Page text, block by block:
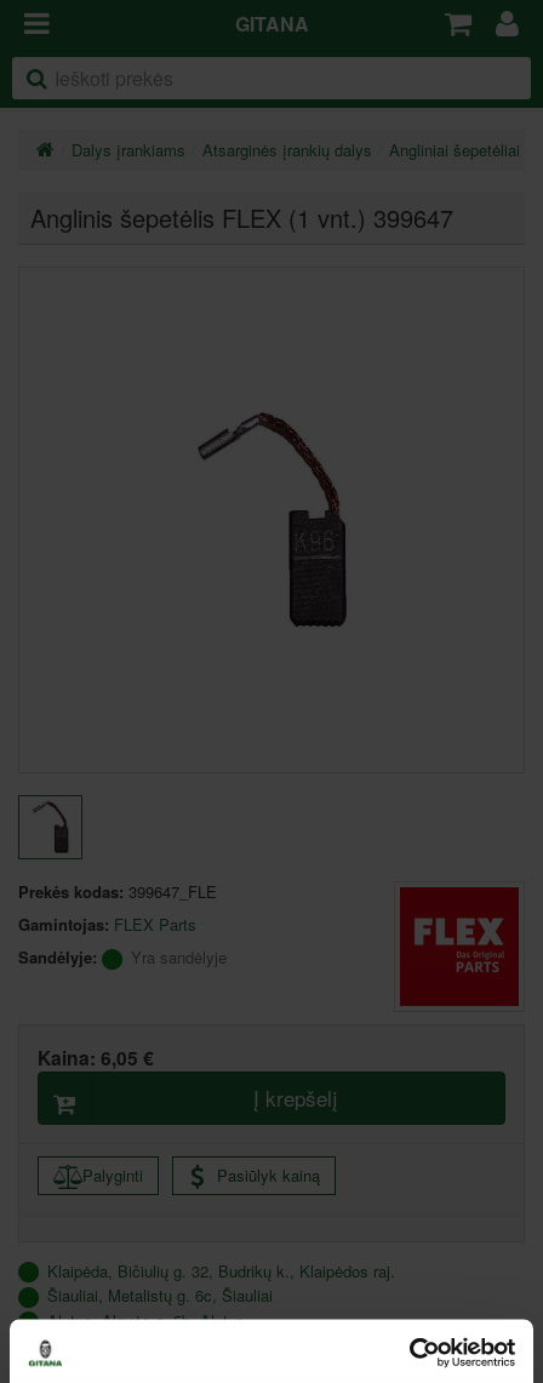
GITANA
Dalys įrankiams Atsarginės įrankių dalys Angliniai šepetėliai
Anglinis šepetėlis FLEX (1 vnt.) 399647
Prekės kodas: 399647_FLE
Gamintojas: FLEX Parts
Sandėlyje:
Yra sandėlyje
Kaina: 6,05 €
Į krepšelį
Palyginti Pasiūlyk kainą
Klaipėda, Bičiulių g. 32, Budrikų k., Klaipėdos raj.
Šiauliai, Metalistų g. 6c, Šiauliai
Alytus, Alovės g. 5b, Alytus
Marijampolė, Gamyklų g. 9, Marijampolė
Utena, J. Basanavičiaus g. 133, Utena